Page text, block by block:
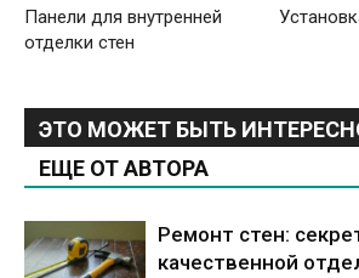
Панели для внутренней
отделки стен
ЭТО МОЖЕТ БЫТЬ
ЕЩЕ ОТ АВТОРА
Ремонт стен:
качественной